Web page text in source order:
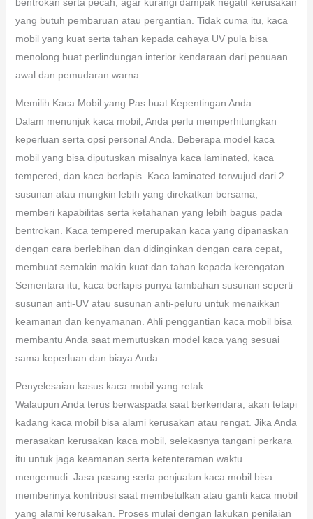
yang butuh pembaruan atau pergantian. Tidak cuma itu, kaca
mobil yang kuat serta tahan kepada cahaya UV pula bisa
menolong buat perlindungan interior kendaraan dari penuaan
awal dan pemudaran warna.
Memilih Kaca Mobil yang Pas buat Kepentingan Anda
Dalam menunjuk kaca mobil, Anda perlu memperhitungkan
keperluan serta opsi personal Anda. Beberapa model kaca
mobil yang bisa diputuskan misalnya kaca laminated, kaca
tempered, dan kaca berlapis. Kaca laminated terwujud dari 2
susunan atau mungkin lebih yang direkatkan bersama,
memberi kapabilitas serta ketahanan yang lebih bagus pada
bentrokan. Kaca tempered merupakan kaca yang dipanaskan
dengan cara berlebihan dan didinginkan dengan cara cepat,
membuat semakin makin kuat dan tahan kepada kerengatan.
Sementara itu, kaca berlapis punya tambahan susunan seperti
susunan anti-UV atau susunan anti-peluru untuk menaikkan
keamanan dan kenyamanan. Ahli penggantian kaca mobil bisa
membantu Anda saat memutuskan model kaca yang sesuai
sama keperluan dan biaya Anda.
Penyelesaian kasus kaca mobil yang retak
Walaupun Anda terus berwaspada saat berkendara, akan tetapi
kadang kaca mobil bisa alami kerusakan atau rengat. Jika Anda
merasakan kerusakan kaca mobil, selekasnya tangani perkara
itu untuk jaga keamanan serta ketenteraman waktu
mengemudi. Jasa pasang serta penjualan kaca mobil bisa
memberinya kontribusi saat membetulkan atau ganti kaca mobil
yang alami kerusakan. Proses mulai dengan lakukan penilaian